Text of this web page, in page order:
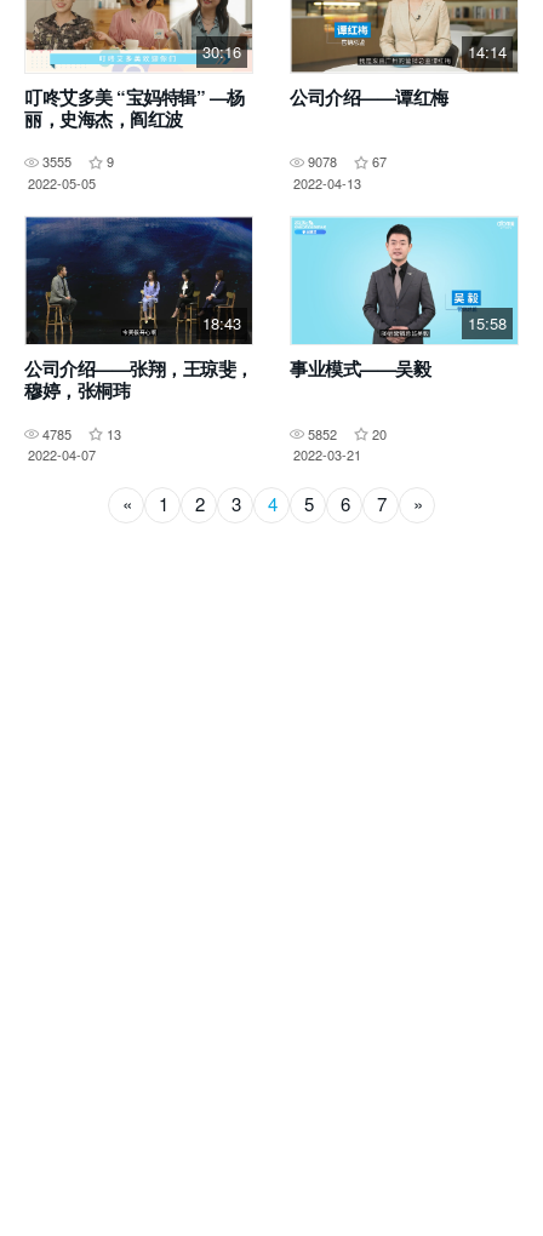
30:16
叮咚艾多美 “宝妈特辑” —杨
丽，史海杰，阎红波
3555
9
2022-05-05
14:14
公司介绍——谭红梅
9078
67
2022-04-13
18:43
公司介绍——张翔，王琼斐，
穆婷，张桐玮
4785
13
2022-04-07
15:58
事业模式——吴毅
5852
20
2022-03-21
« 1 2 3 4 5 6 7 »